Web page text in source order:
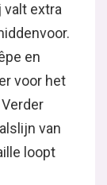
valt extra
en
voor het
van
loopt